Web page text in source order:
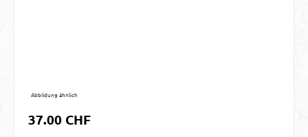
Abbildung ähnlich
Regulärer Preis:
37.00 CHF